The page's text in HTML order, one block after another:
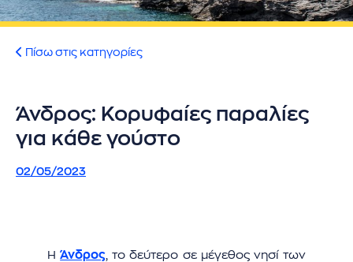
Cookies
Πίσω στις κατηγορίες
Άνδρος: Κορυφαίες παραλίες
για κάθε γούστο
02/05/2023
ΗΆνδρος, το δεύτερο σε μέγεθος νησί των